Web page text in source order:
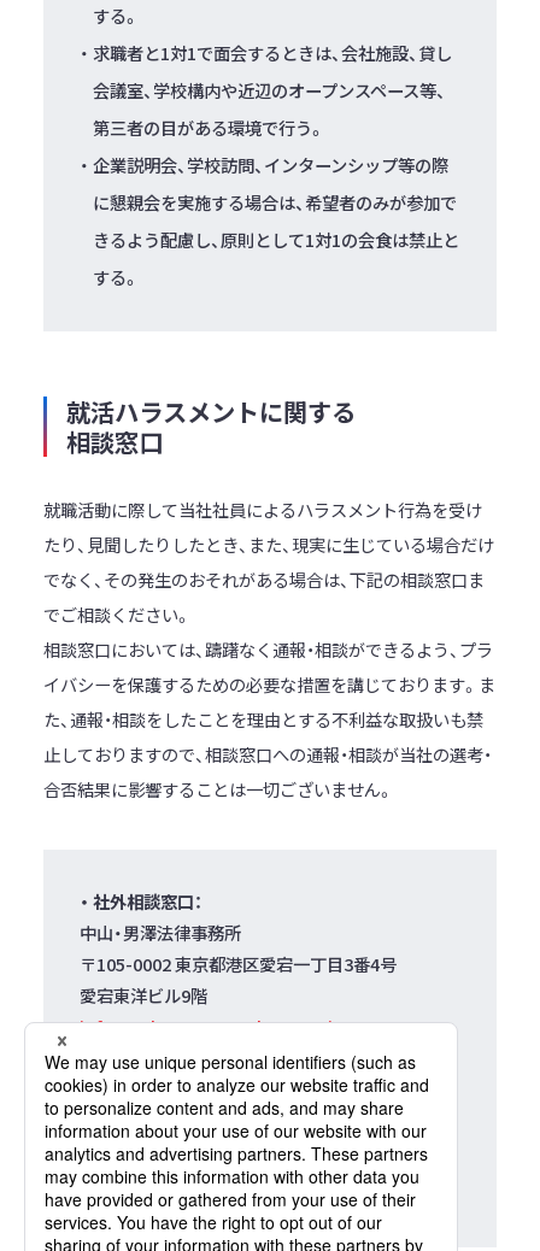
する。
求職者と1対1で面会するときは、会社施設、貸し
会議室、学校構内や近辺のオープンスペース等、
第三者の目がある環境で行う。
企業説明会、学校訪問、インターンシップ等の際
に懇親会を実施する場合は、希望者のみが参加で
きるよう配慮し、原則として1対1の会食は禁止と
する。
就活ハラスメントに関する
相談窓口
就職活動に際して当社社員によるハラスメント行為を受け
たり、見聞したりしたとき、また、現実に生じている場合だけ
でなく、その発生のおそれがある場合は、下記の相談窓口ま
でご相談ください。
相談窓口においては、躊躇なく通報・相談ができるよう、プラ
イバシーを保護するための必要な措置を講じております。ま
た、通報・相談をしたことを理由とする不利益な取扱いも禁
止しておりますので、相談窓口への通報・相談が当社の選考・
合否結果に影響することは一切ございません。
社外相談窓口：
中山・男澤法律事務所
〒105-0002 東京都港区愛宕一丁目3番4号
愛宕東洋ビル9階
info@nakayama-otokozawa.jp
社内相談窓口：
JFEスチール株式会社 採用事務局
〒100-0011
東京都千代田区内幸町二丁目2番3号
tsaiyo＠jfe-steel.co.jp